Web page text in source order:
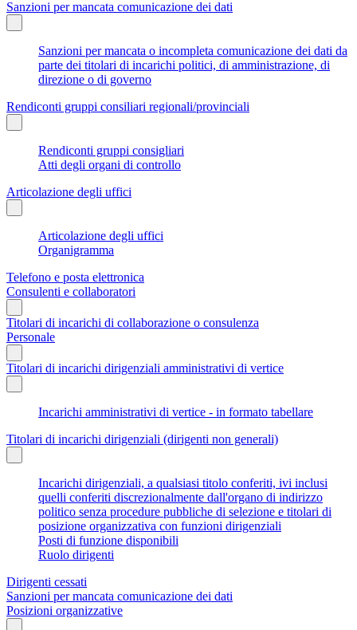
Sanzioni per mancata comunicazione dei dati
Sanzioni per mancata o incompleta comunicazione dei dati da
parte dei titolari di incarichi politici, di amministrazione, di
direzione o di governo
Rendiconti gruppi consiliari regionali/provinciali
Rendiconti gruppi consigliari
Atti degli organi di controllo
Articolazione degli uffici
Articolazione degli uffici
Organigramma
Telefono e posta elettronica
Consulenti e collaboratori
Titolari di incarichi di collaborazione o consulenza
Personale
Titolari di incarichi dirigenziali amministrativi di vertice
Incarichi amministrativi di vertice - in formato tabellare
Titolari di incarichi dirigenziali (dirigenti non generali)
Incarichi dirigenziali, a qualsiasi titolo conferiti, ivi inclusi
quelli conferiti discrezionalmente dall'organo di indirizzo
politico senza procedure pubbliche di selezione e titolari di
posizione organizzativa con funzioni dirigenziali
Posti di funzione disponibili
Ruolo dirigenti
Dirigenti cessati
Sanzioni per mancata comunicazione dei dati
Posizioni organizzative